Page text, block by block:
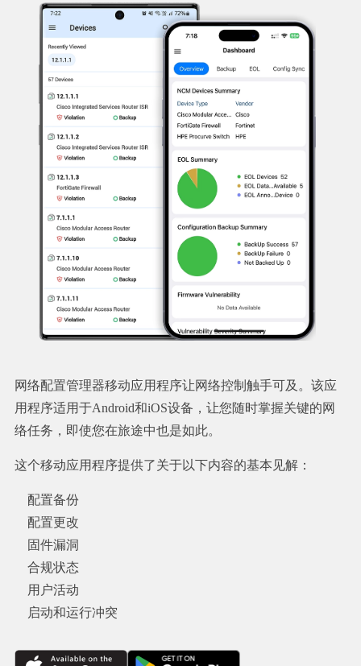
网络配置管理器移动应用程序让网络控制触手可及。该应
用程序适用于Android和iOS设备，让您随时掌握关键的网
络任务，即使您在旅途中也是如此。
这个移动应用程序提供了关于以下内容的基本见解：
配置备份
配置更改
固件漏洞
合规状态
用户活动
启动和运行冲突